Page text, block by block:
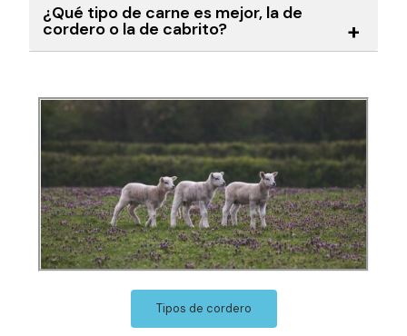
¿Qué tipo de carne es mejor, la de
cordero o la de cabrito?
Tipos de cordero